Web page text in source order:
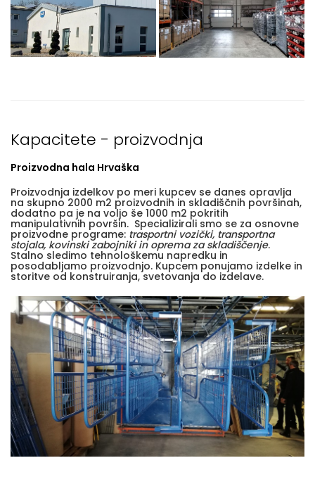
Kapacitete - proizvodnja
Proizvodna hala Hrvaška
Proizvodnja izdelkov po meri kupcev se danes opravlja
na skupno 2000 m2 proizvodnih in skladiščnih površinah,
dodatno pa je na voljo še 1000 m2 pokritih
manipulativnih površin. Specializirali smo se za osnovne
proizvodne programe: trasportni vozički, transportna
stojala, kovinski zabojniki in oprema za skladiščenje.
Stalno sledimo tehnološkemu napredku in
posodabljamo proizvodnjo. Kupcem ponujamo izdelke in
storitve od konstruiranja, svetovanja do izdelave.